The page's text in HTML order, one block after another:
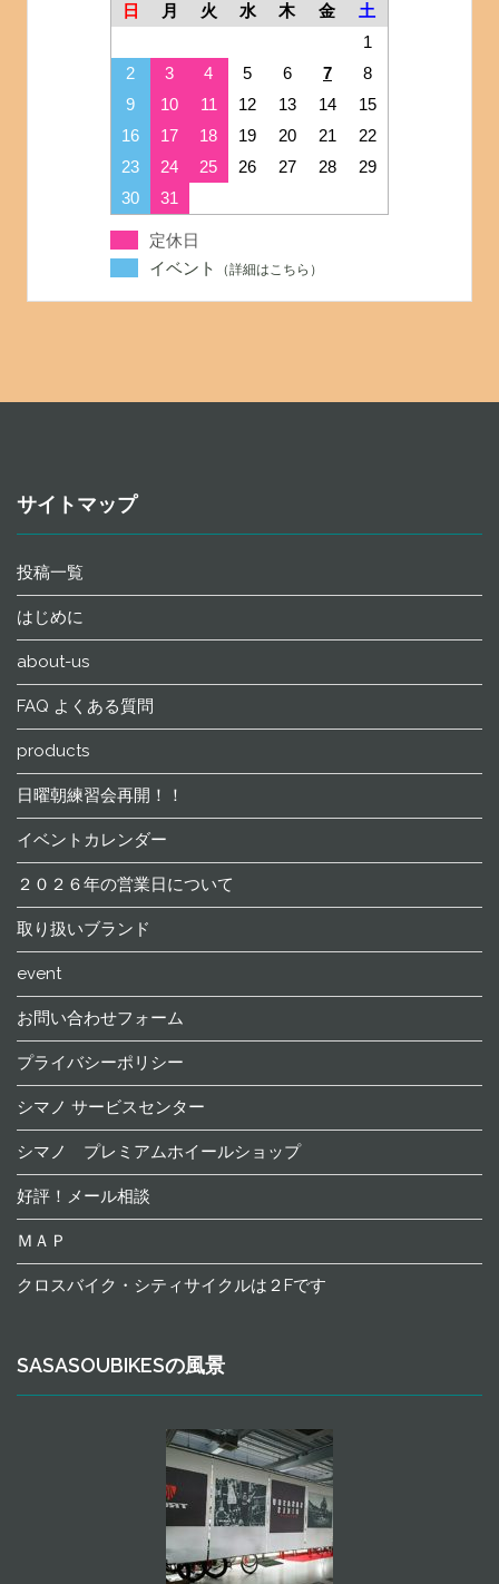
日
月 火 水 木 金
土
1
2
3 4 5 6 7
8
9
10 11 12 13 14
15
16
17 18 19 20 21
22
23
24 25 26 27 28
29
30
31
定休日
イベント
サイトマップ
投稿一覧
はじめに
about-us
FAQ よくある質問
products
日曜朝練習会再開！！
イベントカレンダー
２０２６年の営業日について
取り扱いブランド
event
お問い合わせフォーム
プライバシーポリシー
シマノ サービスセンター
シマノ プレミアムホイールショップ
好評！メール相談
ＭＡＰ
クロスバイク・シティサイクルは２Fです
SASASOUBIKESの風景